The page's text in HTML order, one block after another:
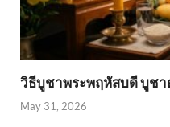
วิธีบูชาพระพฤหัสบดี บูช
May 31, 2026